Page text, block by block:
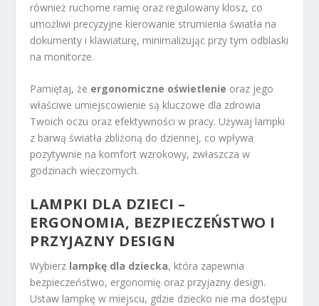
również ruchome ramię oraz regulowany klosz, co
umożliwi precyzyjne kierowanie strumienia światła na
dokumenty i klawiaturę, minimalizując przy tym odblaski
na monitorze.
Pamiętaj, że ergonomiczne oświetlenie oraz jego
właściwe umiejscowienie są kluczowe dla zdrowia
Twoich oczu oraz efektywności w pracy. Używaj lampki
z barwą światła zbliżoną do dziennej, co wpływa
pozytywnie na komfort wzrokowy, zwłaszcza w
godzinach wieczornych.
LAMPKI DLA DZIECI –
ERGONOMIA, BEZPIECZEŃSTWO I
PRZYJAZNY DESIGN
Wybierz lampkę dla dziecka, która zapewnia
bezpieczeństwo, ergonomię oraz przyjazny design.
Ustaw lampkę w miejscu, gdzie dziecko nie ma dostępu